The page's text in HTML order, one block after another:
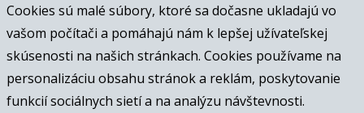
Cookies sú malé súbory, ktoré sa dočasne ukladajú vo
vašom počítači a pomáhajú nám k lepšej užívateľskej
skúsenosti na našich stránkach. Cookies používame na
personalizáciu obsahu stránok a reklám, poskytovanie
funkcií sociálnych sietí a na analýzu návštevnosti.